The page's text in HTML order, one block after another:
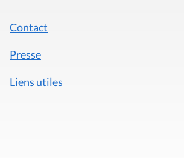
Contact
Presse
Liens utiles